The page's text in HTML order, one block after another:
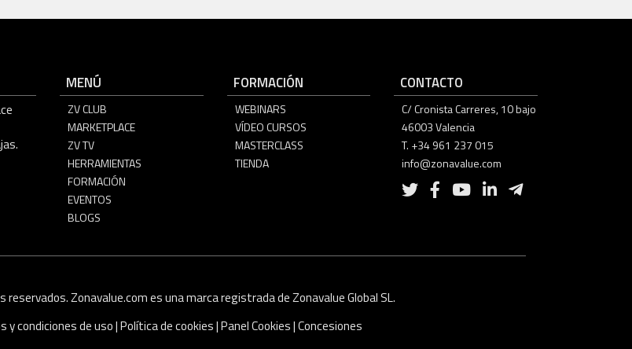
MENÚ
ZV CLUB
MARKETPLACE
ZV TV
HERRAMIENTAS
FORMACIÓN
EVENTOS
BLOGS
FORMACIÓN
WEBINARS
VÍDEO CURSOS
MASTERCLASS
TIENDA
CONTACTO
C/ Cronista Carreres, 10 bajo
46003 Valencia
T. +34 961 237 015
info@zonavalue.com
Zonavalue.com es una marca registrada de Zonavalue Global SL.
y condiciones de uso|Política de cookies|Panel Cookies|Concesiones